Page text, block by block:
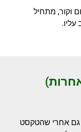
וקור, מתחיל
גם אחרי שהטקסט